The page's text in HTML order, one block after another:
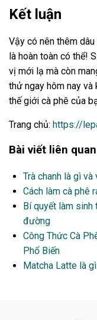
Kết luận
Vậy có nên thêm
là hoàn toàn có thể!
vị mới lạ mà còn
thử ngay hôm nay
thế giới cà phê của
Trang chủ: https://
Bài viết liên quan
Trà chanh là gì
Cách làm cà phê
Bí quyết làm sinh
đường
Công Thức Cà
Phổ Biến
Matcha Latte là